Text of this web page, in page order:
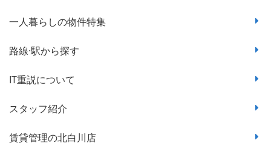
一人暮らしの物件特集
路線·駅から探す
IT重説について
スタッフ紹介
賃貸管理の北白川店